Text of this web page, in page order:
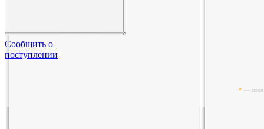
Сообщить о
поступлении
* —